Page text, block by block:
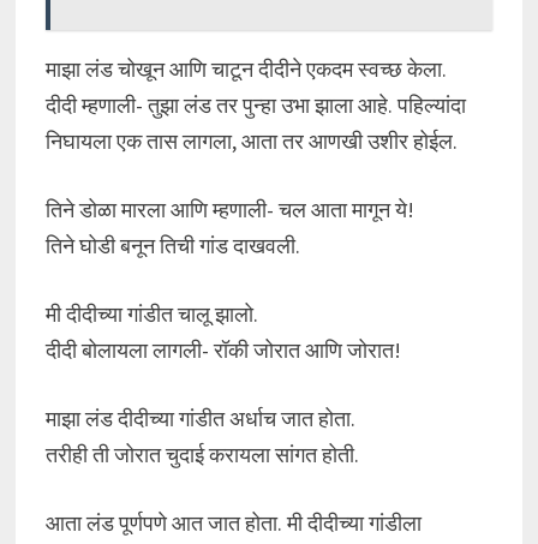
माझा लंड चोखून आणि चाटून दीदीने एकदम स्वच्छ केला.
दीदी म्हणाली- तुझा लंड तर पुन्हा उभा झाला आहे. पहिल्यांदा
निघायला एक तास लागला, आता तर आणखी उशीर होईल.
तिने डोळा मारला आणि म्हणाली- चल आता मागून ये!
तिने घोडी बनून तिची गांड दाखवली.
मी दीदीच्या गांडीत चालू झालो.
दीदी बोलायला लागली- रॉकी जोरात आणि जोरात!
माझा लंड दीदीच्या गांडीत अर्धाच जात होता.
तरीही ती जोरात चुदाई करायला सांगत होती.
आता लंड पूर्णपणे आत जात होता. मी दीदीच्या गांडीला